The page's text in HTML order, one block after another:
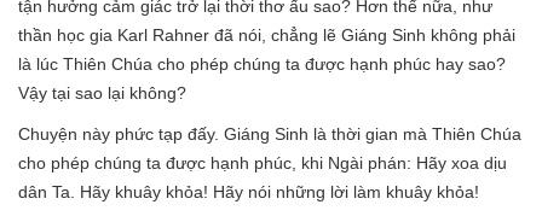
tận hưởng cảm giác trở lại thời thơ ấu sao? Hơn thế nữa, như
thần học gia Karl Rahner đã nói, chẳng lẽ Giáng Sinh không phải
là lúc Thiên Chúa cho phép chúng ta được hạnh phúc hay sao?
Vậy tại sao lại không?
Chuyện này phức tạp đấy. Giáng Sinh là thời gian mà Thiên Chúa
cho phép chúng ta được hạnh phúc, khi Ngài phán: Hãy xoa dịu
dân Ta. Hãy khuây khỏa! Hãy nói những lời làm khuây khỏa!